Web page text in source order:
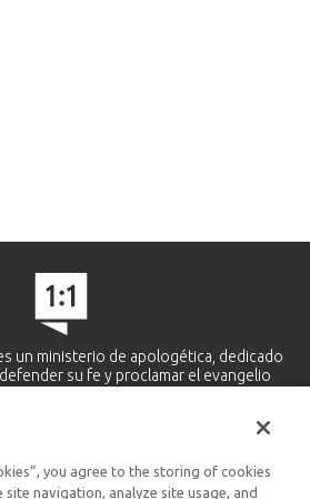
un ministerio de apologética, dedicado
su fe y proclamar el evangelio
Hispano y Latinoamericano
you agree to the storing of cookies
navigation, analyze site usage, and